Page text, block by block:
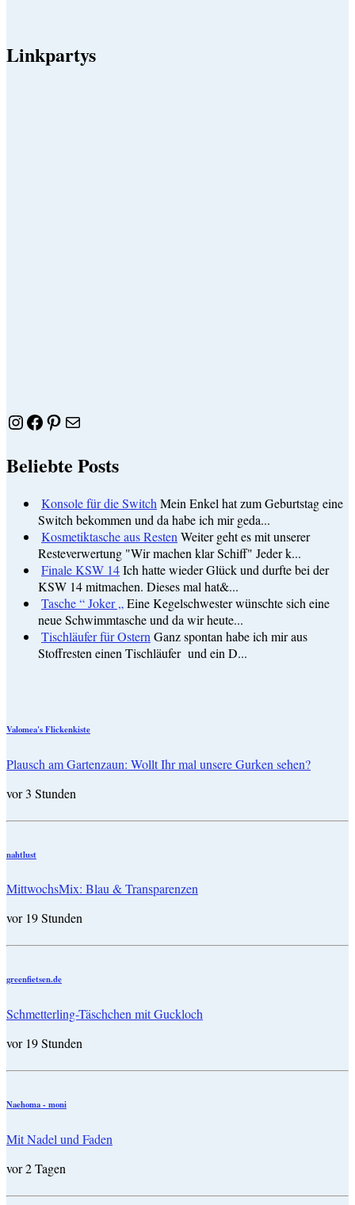
Linkpartys
Instagram
Facebook
Pinterest
E-Mail
Beliebte Posts
Konsole für die Switch Mein Enkel hat zum Geburtstag eine
Switch bekommen und da habe ich mir geda...
Kosmetiktasche aus Resten Weiter geht es mit unserer
Resteverwertung "Wir machen klar Schiff" Jeder k...
Finale KSW 14Ich hatte wieder Glück und durfte bei der
KSW 14 mitmachen. Dieses mal hat&...
Tasche “ Joker „ Eine Kegelschwester wünschte sich eine
neue Schwimmtasche und da wir heute...
Tischläufer für Ostern Ganz spontan habe ich mir aus
Stoffresten einen Tischläufer und ein D...
Valomea's Flickenkiste
Plausch am Gartenzaun: Wollt Ihr mal unsere Gurken sehen?
vor 3 Stunden
nahtlust
MittwochsMix: Blau & Transparenzen
vor 19 Stunden
greenfietsen.de
Schmetterling-Täschchen mit Guckloch
vor 19 Stunden
Naehoma - moni
Mit Nadel und Faden
vor 2 Tagen